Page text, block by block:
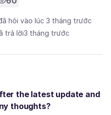
hỏi vào lúc 3 tháng trước
trả lời3 tháng trước
the latest update and
thoughts?